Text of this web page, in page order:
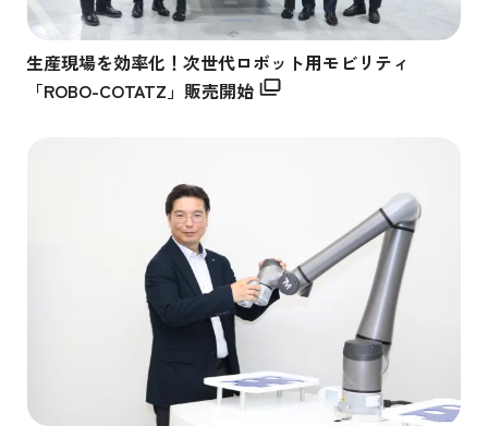
生産現場を効率化！次世代ロボット用モビリティ
「ROBO-COTATZ」販売開始